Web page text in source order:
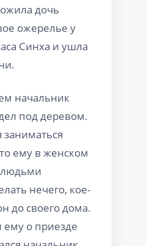
дочь
ожерелье у
Синха и ушла
начальник
под деревом.
заниматься
ему в женском
людьми
нечего, кое-
до своего дома.
о приезде